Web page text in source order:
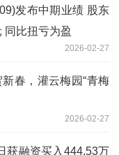
发布中期业绩 股东
同比扭亏为盈
2026-02-27
春，灌云梅园“青梅
2026-02-27
获融资买入444.53万